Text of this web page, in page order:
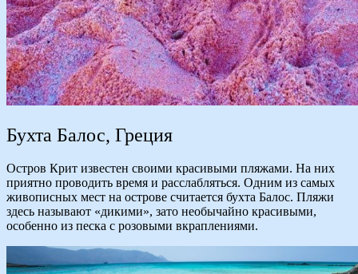
Бухта Балос, Греция
Остров Крит известен своими красивыми пляжами. На них
приятно проводить время и расслабляться. Одним из самых
живописных мест на острове считается бухта Балос. Пляжи
здесь называют «дикими», зато необычайно красивыми,
особенно из песка с розовыми вкраплениями.